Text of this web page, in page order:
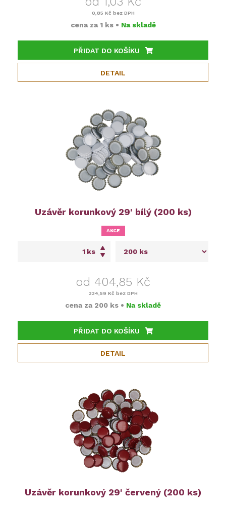
0,85 Kč bez DPH
cena za 1 ks • Na skladě
PŘIDAT DO KOŠÍKU
DETAIL
Uzávěr korunkový 29' bílý (200 ks)
ks
od 404,85 Kč
334,59 Kč bez DPH
cena za 200 ks • Na skladě
AKCE
PŘIDAT DO KOŠÍKU
DETAIL
Uzávěr korunkový 29' červený (200 ks)